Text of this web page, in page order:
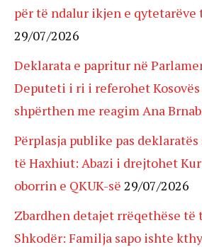
për të ndalur ikjen e
29/07/2026
Deklarata e papritur në
Deputeti i ri i referohet Kosovës
shpërthen me reagim Ana
Përplasja publike pas
të Haxhiut: Abazi i drejtohet
oborrin e QKUK-së 29/07/2026
Zbardhen detajet rrëqethëse të
Shkodër: Familja sapo ishte